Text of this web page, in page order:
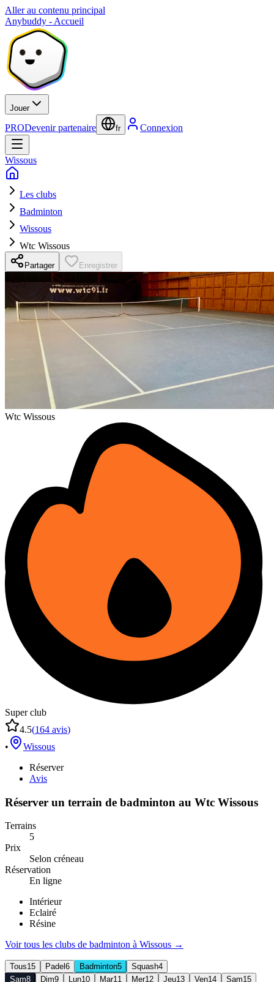
Aller au contenu principal
Anybuddy - Accueil
Jouer
PRODevenir partenaire fr Connexion
Wissous
Les clubs
Badminton
Wissous
Wtc Wissous
Partager Enregistrer
Wtc Wissous
Super club
4.5(164 avis)
•
Wissous
Réserver
Avis
Réserver un terrain de badminton au Wtc Wissous
Terrains
5
Prix
Selon créneau
Réservation
En ligne
Intérieur
Eclairé
Résine
Voir tous les clubs de badminton à Wissous →
Tous15 Padel 6 Badminton5 Squash4
Sam8 Dim9 Lun10 Mar11 Mer12 Jeu13 Ven14 Sam15